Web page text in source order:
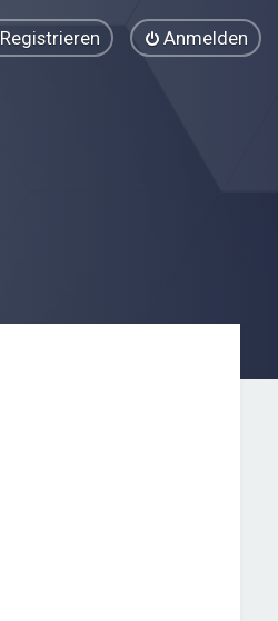
Anmelden
Registrieren